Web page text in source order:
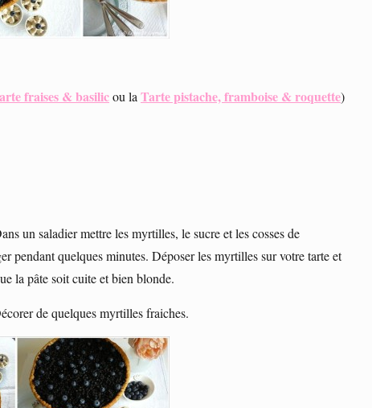
fraises & basilicou la Tarte pistache, framboise & roquette)
un saladier mettre les myrtilles, le sucre et les cosses de
pendant quelques minutes. Déposer les myrtilles sur votre tarte et
la pâte soit cuite et bien blonde.
de quelques myrtilles fraiches.